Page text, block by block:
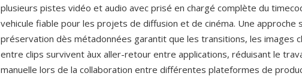
plusieurs pistes vidéo et audio avec prisé en chargé complète du
vehicule fiable pour les projets de diffusion et de cinéma. Une approche
préservation dès métadonnées garantit que les transitions, les images
entre clips survivent àux aller-retour entre applications, réduisant le
manuelle lors de la collaboration entre différentes plateformes de